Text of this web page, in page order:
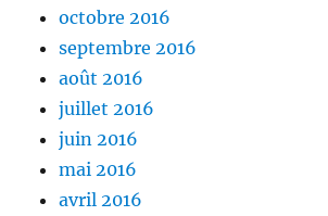
octobre 2016
septembre 2016
août 2016
juillet 2016
juin 2016
mai 2016
avril 2016